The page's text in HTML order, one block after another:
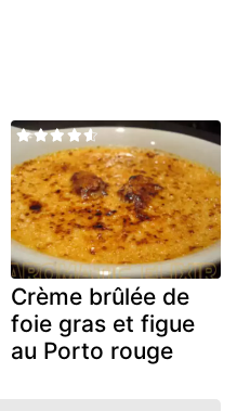
Crème brûlée de
foie gras et figue
au Porto rouge